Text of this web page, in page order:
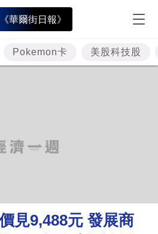
華爾街日報》
Pokemon卡 美股科技股
見9,488元 發展商